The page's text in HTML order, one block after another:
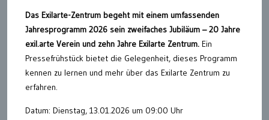
Das Exilarte-Zentrum begeht mit einem umfassenden
Jahresprogramm 2026 sein zweifaches Jubiläum – 20 Jahre
exil.arte Verein und zehn Jahre Exilarte Zentrum. Ein
Pressefrühstück bietet die Gelegenheit, dieses Programm
kennen zu lernen und mehr über das Exilarte Zentrum zu
erfahren.
Datum: Dienstag, 13.01.2026 um 09:00 Uhr